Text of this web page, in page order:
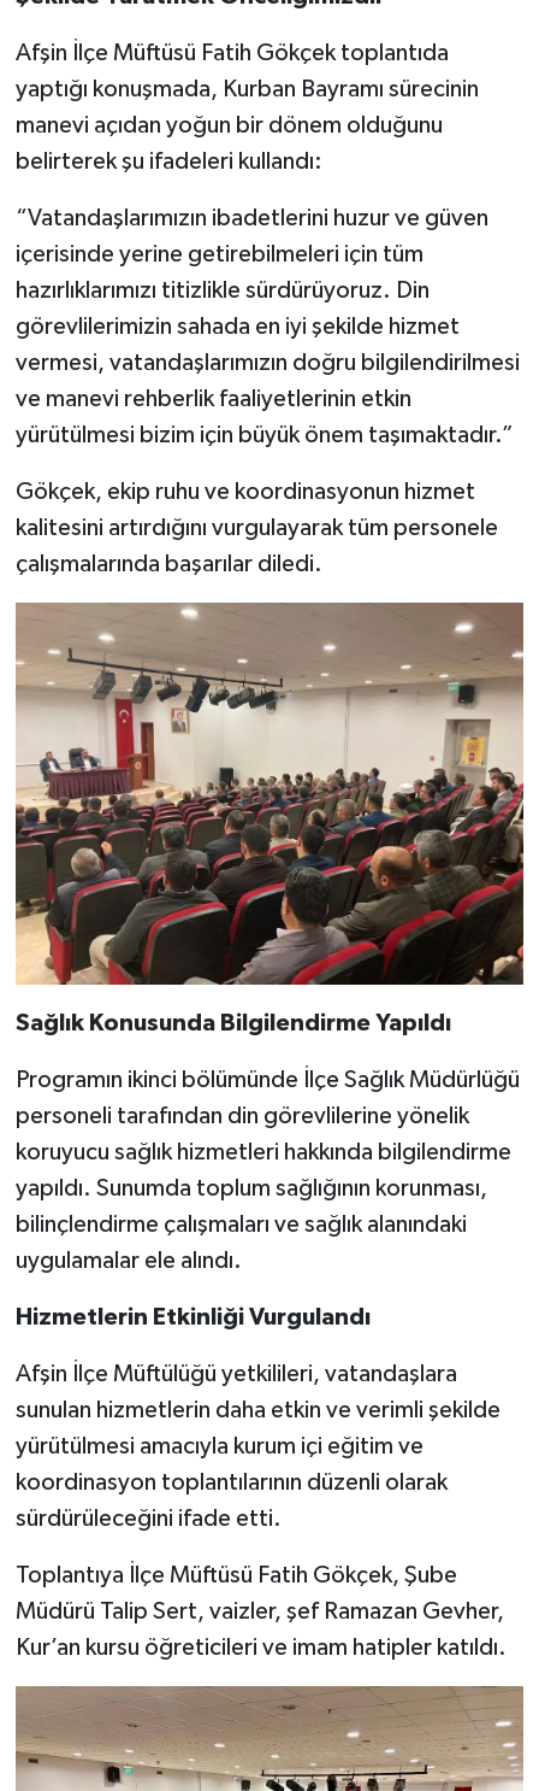
Afşin İlçe Müftüsü Fatih Gökçek toplantıda
yaptığı konuşmada, Kurban Bayramı sürecinin
manevi açıdan yoğun bir dönem olduğunu
belirterek şu ifadeleri kullandı:
“Vatandaşlarımızın ibadetlerini huzur ve güven
içerisinde yerine getirebilmeleri için tüm
hazırlıklarımızı titizlikle sürdürüyoruz. Din
görevlilerimizin sahada en iyi şekilde hizmet
vermesi, vatandaşlarımızın doğru bilgilendirilmesi
ve manevi rehberlik faaliyetlerinin etkin
yürütülmesi bizim için büyük önem taşımaktadır.”
Gökçek, ekip ruhu ve koordinasyonun hizmet
kalitesini artırdığını vurgulayarak tüm personele
çalışmalarında başarılar diledi.
Sağlık Konusunda Bilgilendirme Yapıldı
Programın ikinci bölümünde İlçe Sağlık Müdürlüğü
personeli tarafından din görevlilerine yönelik
koruyucu sağlık hizmetleri hakkında bilgilendirme
yapıldı. Sunumda toplum sağlığının korunması,
bilinçlendirme çalışmaları ve sağlık alanındaki
uygulamalar ele alındı.
Hizmetlerin Etkinliği Vurgulandı
Afşin İlçe Müftülüğü yetkilileri, vatandaşlara
sunulan hizmetlerin daha etkin ve verimli şekilde
yürütülmesi amacıyla kurum içi eğitim ve
koordinasyon toplantılarının düzenli olarak
sürdürüleceğini ifade etti.
Toplantıya İlçe Müftüsü Fatih Gökçek, Şube
Müdürü Talip Sert, vaizler, şef Ramazan Gevher,
Kur’an kursu öğreticileri ve imam hatipler katıldı.